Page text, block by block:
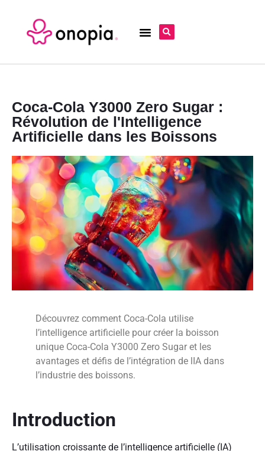
Coca-Cola Y3000 Zero Sugar :
Révolution de l'Intelligence
Artificielle dans les Boissons
Découvrez comment Coca-Cola utilise
l’intelligence artificielle pour créer la boisson
unique Coca-Cola Y3000 Zero Sugar et les
avantages et défis de l’intégration de lIA dans
l’industrie des boissons.
Introduction
L’utilisation croissante de l’intelligence artificielle (IA)